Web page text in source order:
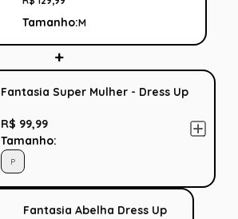
Tamanho:M
Fantasia Super Mulher - Dress Up
R$ 99,99
Tamanho:
P
Fantasia Abelha Dress Up